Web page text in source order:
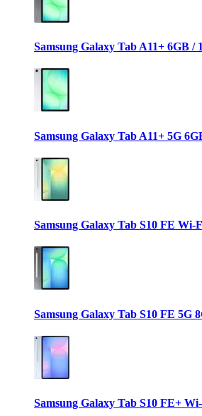
Samsung Galaxy Tab A11+ 6GB /
Samsung Galaxy Tab A11+ 5G
Samsung Galaxy Tab S10 FE Wi-
Samsung Galaxy Tab S10 FE 5G
Samsung Galaxy Tab S10 FE+